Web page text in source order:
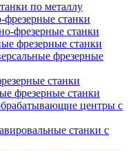
по металлу
фрезерные станки
фрезерные станки
фрезерные станки
фрезерные
станки
фрезерные станки
центры с
станки с